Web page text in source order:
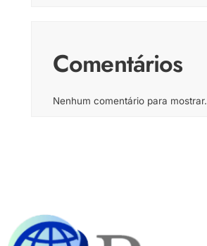
Comentários
Nenhum comentário para mostrar.